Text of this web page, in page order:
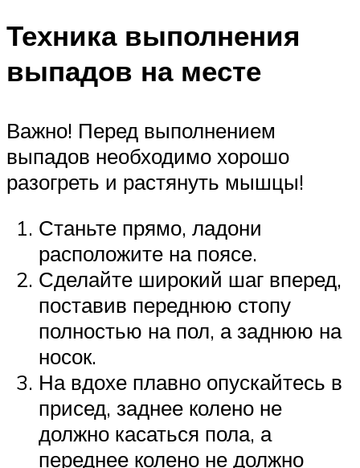
Техника выполнения
выпадов на месте
Важно! Перед выполнением
выпадов необходимо хорошо
разогреть и растянуть мышцы!
Станьте прямо, ладони
расположите на поясе.
Сделайте широкий шаг вперед,
поставив переднюю стопу
полностью на пол, а заднюю на
носок.
На вдохе плавно опускайтесь в
присед, заднее колено не
должно касаться пола, а
переднее колено не должно